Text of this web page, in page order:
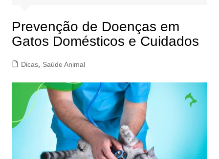
Prevenção de Doenças em
Gatos Domésticos e Cuidados
Dicas, Saúde Animal